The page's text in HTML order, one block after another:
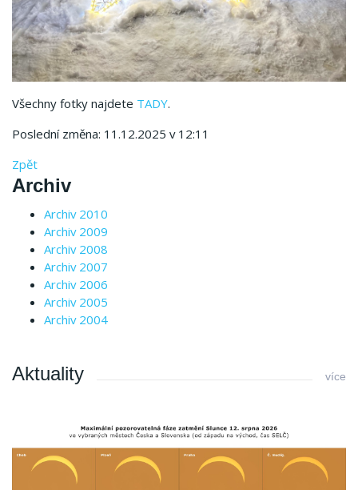
Všechny fotky najdete TADY.
Poslední změna: 11.12.2025 v 12:11
Zpět
Archiv
Archiv 2010
Archiv 2009
Archiv 2008
Archiv 2007
Archiv 2006
Archiv 2005
Archiv 2004
Aktuality více